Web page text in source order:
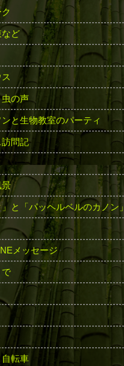
など
の声
と生物教室のパーティ
問記
景
」と「パッヘルベルのカノン」
メッセージ
で
転車